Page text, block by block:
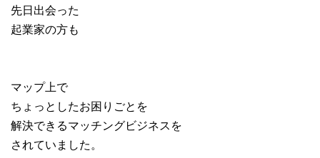
先日出会った
起業家の方も
マップ上で
ちょっとしたお困りごとを
解決できるマッチングビジネスを
されていました。